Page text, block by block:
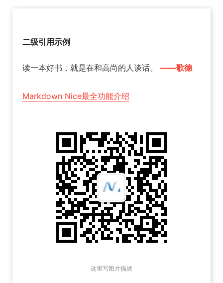
二级引用示例
读一本好书，就是在和高尚的人谈话。 ——歌德
Markdown Nice最全功能介绍
这里写图片描述